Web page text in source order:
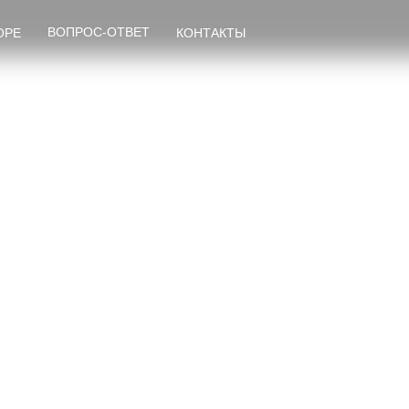
ВОПРОС-ОТВЕТ КОНТАКТЫ